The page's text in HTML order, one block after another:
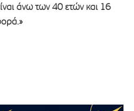
άνω των 40 ετών και 16